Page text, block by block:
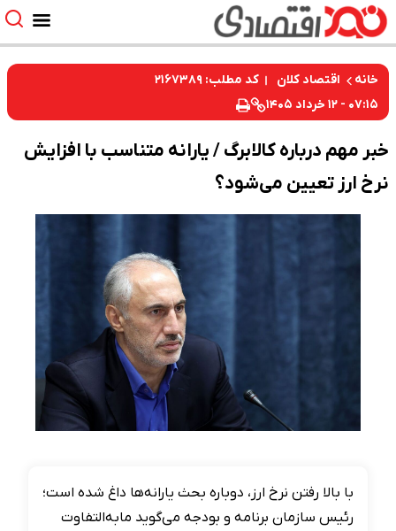
خانه اقتصاد کلان
کد مطلب: ۲۱۶۷۳۸۹
۰۷:۱۵ - ۱۲ خرداد ۱۴۰۵
خبر مهم درباره کالابرگ / یارانه متناسب با افزایش
نرخ ارز تعیین می‌شود؟
با بالا رفتن نرخ ارز، دوباره بحث یارانه‌ها داغ شده است؛
رئیس سازمان برنامه و بودجه می‌گوید مابه‌التفاوت